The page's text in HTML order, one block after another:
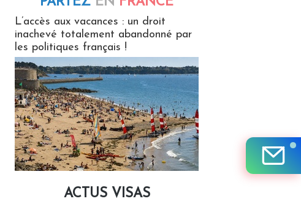
L’accès aux vacances : un droit
inachevé totalement abandonné par
les politiques français !
ACTUS VISAS